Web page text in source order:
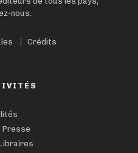
nous.
Crédits
Presse